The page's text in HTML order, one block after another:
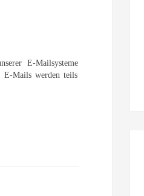
E-Mailsysteme
E-Mails werden teils